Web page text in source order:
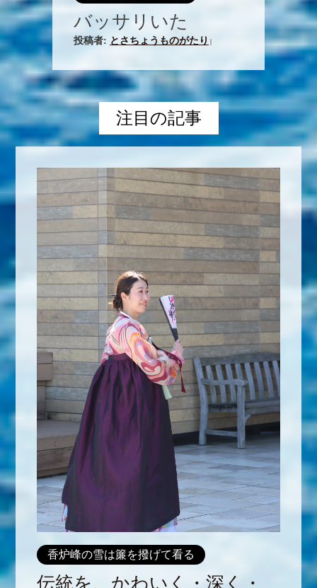
バッサリいた
投稿者: とさちょうものがたり
注目の記事
香炉峰の雪は簾を撥げて看る
伝統を、かわいく・深く・